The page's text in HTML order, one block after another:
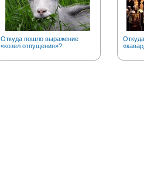
Откуда пошло выражение
«козел отпущения»?